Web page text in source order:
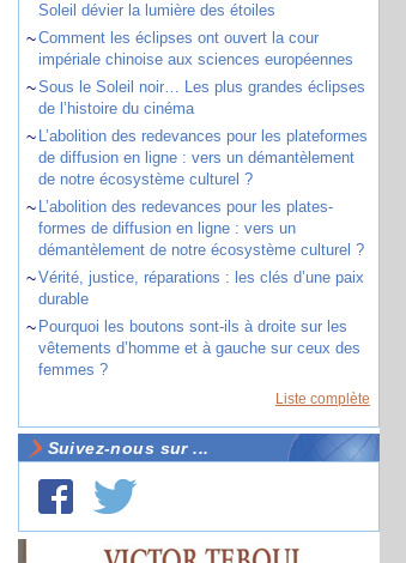
Soleil dévier la lumière des étoiles
~Comment les éclipses ont ouvert la cour
impériale chinoise aux sciences européennes
~Sous le Soleil noir… Les plus grandes éclipses
de l’histoire du cinéma
~ L’abolition des redevances pour les plateformes
de diffusion en ligne : vers un démantèlement
de notre écosystème culturel ?
~ L’abolition des redevances pour les plates-
formes de diffusion en ligne : vers un
démantèlement de notre écosystème culturel ?
~Vérité, justice, réparations : les clés d’une paix
durable
~ Pourquoi les boutons sont-ils à droite sur les
vêtements d’homme et à gauche sur ceux des
femmes ?
Liste complète
Suivez-nous sur ...